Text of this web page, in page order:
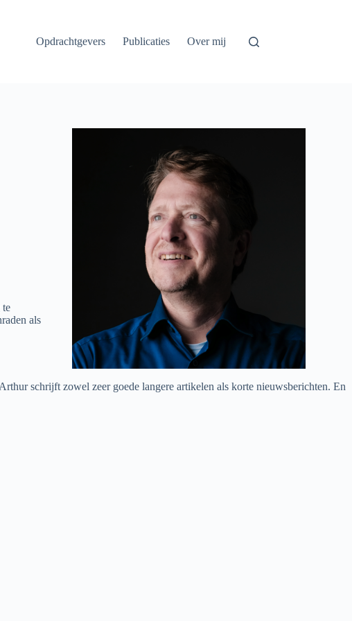
Opdrachtgevers Publicaties Over mij
te
als
schrijft zowel zeer goede langere artikelen als korte nieuwsberichten. En